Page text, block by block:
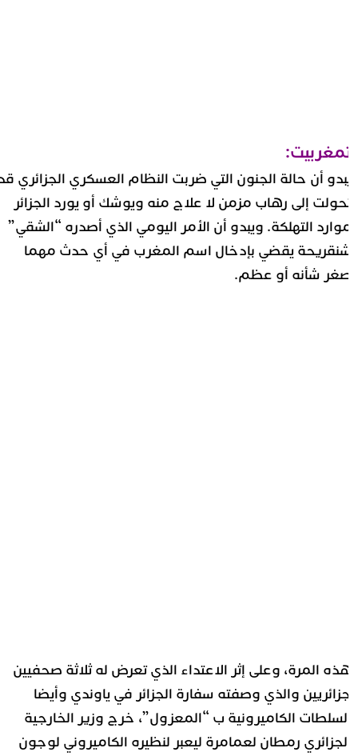
أن حالة الجنون التي ضربت النظام العسكري الجزائري قد
إلى رهاب مزمن لا علاج منه ويوشك أو يورد الجزائر
التهلكة. ويبدو أن الأمر اليومي الذي أصدره “الشقي”
يقضي بإدخال اسم المغرب في أي حدث مهما
شأنه أو عظم.
المرة، وعلى إثر الاعتداء الذي تعرض له ثلاثة صحفيين
والذي وصفته سفارة الجزائر في ياوندي وأيضا
الكاميرونية ب “المعزول”، خرج وزير الخارجية
رمطان لعمامرة ليعبر لنظيره الكاميروني لوجون